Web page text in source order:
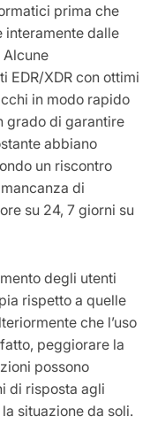
prima che
interamente dalle
Alcune
EDR/XDR con ottimi
in modo rapido
grado di garantire
abbiano
un riscontro
di
su 24, 7 giorni su
degli utenti
rispetto a quelle
che l’uso
peggiorare la
possono
di risposta agli
situazione da soli.